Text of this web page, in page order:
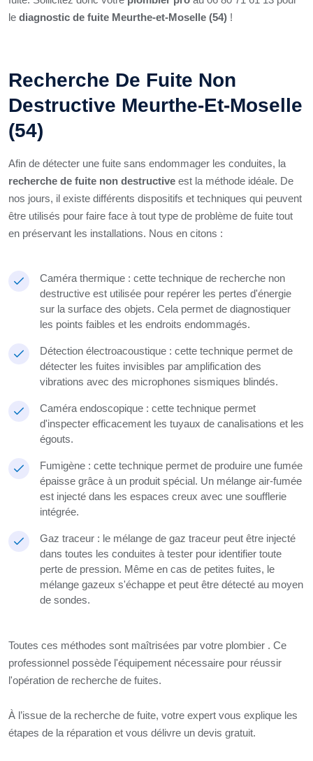
le diagnostic de fuite Meurthe-et-Moselle (54) !
Recherche De Fuite Non
Destructive Meurthe-Et-Moselle
(54)
Afin de détecter une fuite sans endommager les conduites, la
recherche de fuite non destructive est la méthode idéale. De
nos jours, il existe différents dispositifs et techniques qui peuvent
être utilisés pour faire face à tout type de problème de fuite tout
en préservant les installations. Nous en citons :
Caméra thermique : cette technique de recherche non
destructive est utilisée pour repérer les pertes d'énergie
sur la surface des objets. Cela permet de diagnostiquer
les points faibles et les endroits endommagés.
Détection électroacoustique : cette technique permet de
détecter les fuites invisibles par amplification des
vibrations avec des microphones sismiques blindés.
Caméra endoscopique : cette technique permet
d'inspecter efficacement les tuyaux de canalisations et les
égouts.
Fumigène : cette technique permet de produire une fumée
épaisse grâce à un produit spécial. Un mélange air-fumée
est injecté dans les espaces creux avec une soufflerie
intégrée.
Gaz traceur : le mélange de gaz traceur peut être injecté
dans toutes les conduites à tester pour identifier toute
perte de pression. Même en cas de petites fuites, le
mélange gazeux s'échappe et peut être détecté au moyen
de sondes.
Toutes ces méthodes sont maîtrisées par votre plombier . Ce
professionnel possède l'équipement nécessaire pour réussir
l'opération de recherche de fuites.
À l’issue de la recherche de fuite, votre expert vous explique les
étapes de la réparation et vous délivre un devis gratuit.